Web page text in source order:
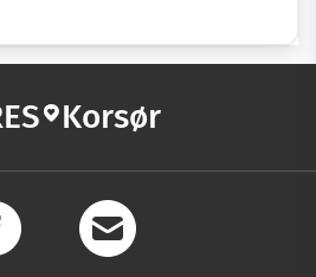
Korsør